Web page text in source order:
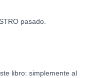
pasado.
libro: simplemente al